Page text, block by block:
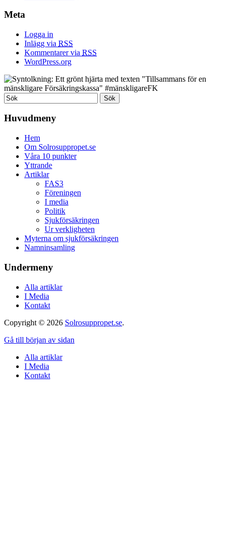
Meta
Logga in
Inlägg via RSS
Kommentarer via RSS
WordPress.org
Huvudmeny
Hem
Om Solrosuppropet.se
Våra 10 punkter
Yttrande
Artiklar
FAS3
Föreningen
I media
Politik
Sjukförsäkringen
Ur verkligheten
Myterna om sjukförsäkringen
Namninsamling
Undermeny
Alla artiklar
I Media
Kontakt
Copyright © 2026 Solrosuppropet.se.
Gå till början av sidan
Alla artiklar
I Media
Kontakt